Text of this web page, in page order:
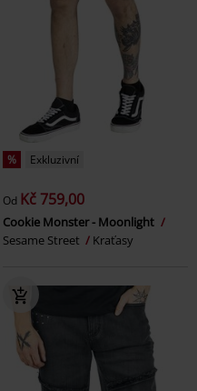
% Exkluzivní
Od Kč 759,00
Cookie Monster - Moonlight
Sesame Street
Kraťasy